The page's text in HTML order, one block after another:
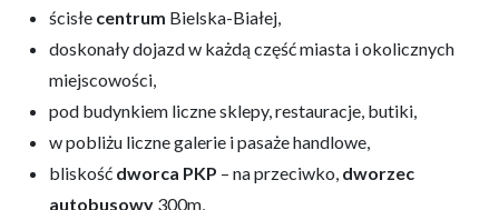
ścisłe centrum Bielska-Białej,
doskonały dojazd w każdą część miasta i okolicznych
miejscowości,
pod budynkiem liczne sklepy, restauracje, butiki,
w pobliżu liczne galerie i pasaże handlowe,
bliskość dworca PKP – na przeciwko, dworzec
autobusowy 300m,